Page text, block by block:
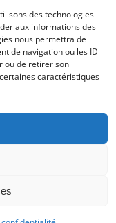
des technologies
aux informations des
nous permettra de
de navigation ou les ID
ou de retirer son
caractéristiques